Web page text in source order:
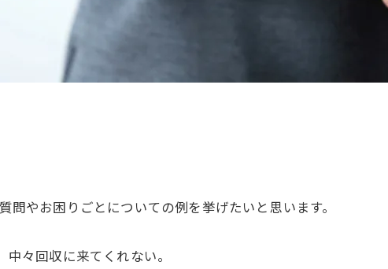
やお困りごとについての例を挙げたいと思います。
々回収に来てくれない。